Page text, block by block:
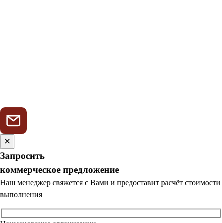
✕
Запросить
коммерческое предложение
Наш менеджер свяжется с Вами и предоставит расчёт стоимости
выполнения